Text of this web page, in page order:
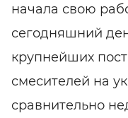
начала свою
сегодняшний
крупнейших
смесителей на
сравнительно